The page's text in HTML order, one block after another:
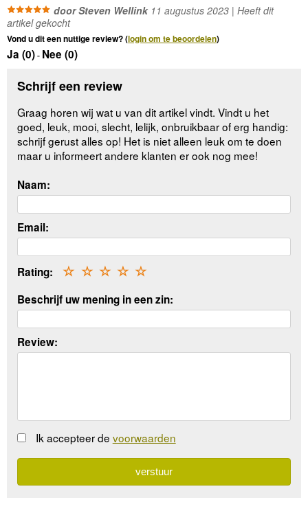
door Steven Wellink11 augustus 2023 | Heeft dit
artikel gekocht
Vond u dit een nuttige review? (login om te beoordelen)
Ja (0)- Nee (0)
Schrijf een review
Graag horen wij wat u van dit artikel vindt. Vindt u het
goed, leuk, mooi, slecht, lelijk, onbruikbaar of erg handig:
schrijf gerust alles op! Het is niet alleen leuk om te doen
maar u informeert andere klanten er ook nog mee!
Naam:
Email:
Rating: ☆
☆
☆
☆
☆
Beschrijf uw mening in een zin:
Review:
Ik accepteer de voorwaarden